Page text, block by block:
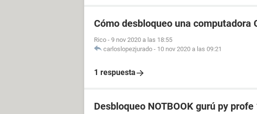
Cómo desbloqueo una computadora
Rico - 9 nov 2020 a las 18:55
carloslopezjurado - 10 nov 2020 a las 09:21
1 respuesta
Desbloqueo NOTBOOK gurú py profe